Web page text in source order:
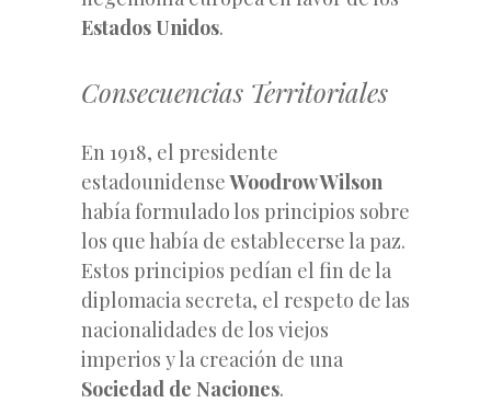
Estados Unidos.
Consecuencias Territoriales
En 1918, el presidente
estadounidenseWoodrow Wilson
había formulado los principios sobre
los que había de establecerse la paz.
Estos principios pedían el fin de la
diplomacia secreta, el respeto de las
nacionalidades de los viejos
imperios y la creación de una
Sociedad de Naciones.